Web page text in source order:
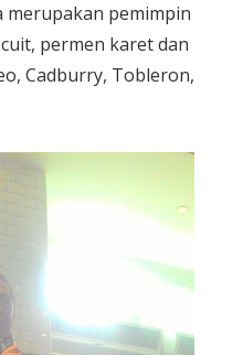
merupakan pemimpin
permen karet dan
Cadburry, Tobleron,